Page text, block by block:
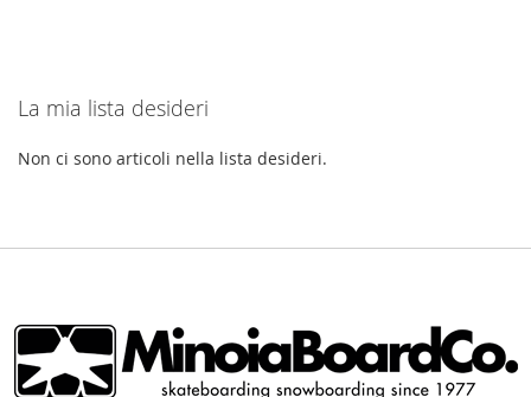
La mia lista desideri
Non ci sono articoli nella lista desideri.